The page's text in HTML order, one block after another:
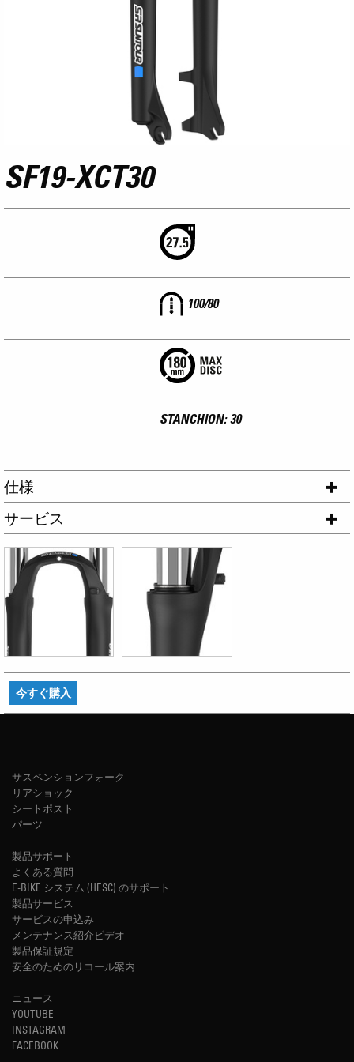
SF19-XCT30
100/80
STANCHION: 30
仕様
サービス
今すぐ購入
サスペンションフォーク
リアショック
シートポスト
パーツ
製品サポート
よくある質問
E-BIKE システム (HESC) のサポート
製品サービス
サービスの申込み
メンテナンス紹介ビデオ
製品保証規定
安全のためのリコール案内
ニュース
YOUTUBE
INSTAGRAM
FACEBOOK